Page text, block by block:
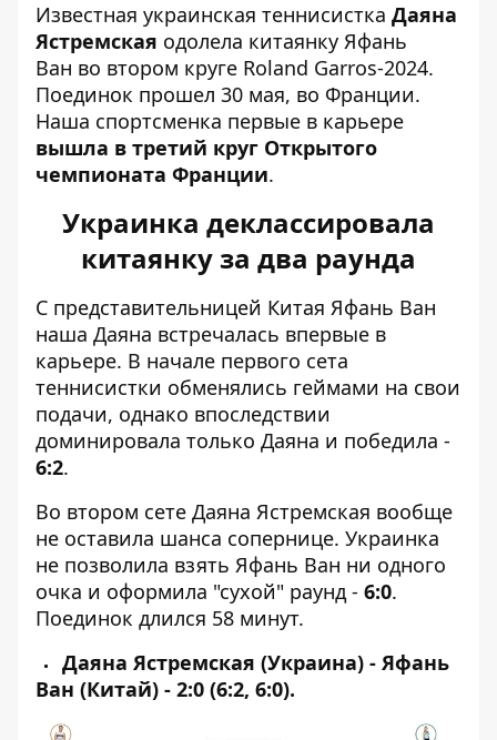
Известная украинская теннисистка Даяна
Ястремская одолела китаянку Яфань
Ван во втором круге Roland Garros-2024.
Поединок прошел 30 мая, во Франции.
Наша спортсменка первые в карьере
вышла в третий круг Открытого
чемпионата Франции.
Украинка деклассировала
китаянку за два раунда
С представительницей Китая Яфань Ван
наша Даяна встречалась впервые в
карьере. В начале первого сета
теннисистки обменялись геймами на свои
подачи, однако впоследствии
доминировала только Даяна и победила -
6:2.
Во втором сете Даяна Ястремская вообще
не оставила шанса сопернице. Украинка
не позволила взять Яфань Ван ни одного
очка и оформила "сухой" раунд - 6:0.
Поединок длился 58 минут.
Даяна Ястремская (Украина) - Яфань
Ван (Китай) - 2:0 (6:2, 6:0).